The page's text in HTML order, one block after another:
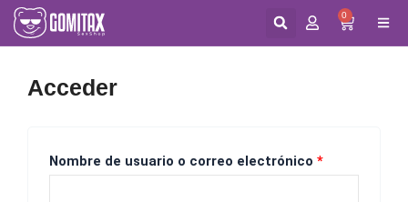
0
CART
Acceder
Nombre de usuario o correo electrónico *